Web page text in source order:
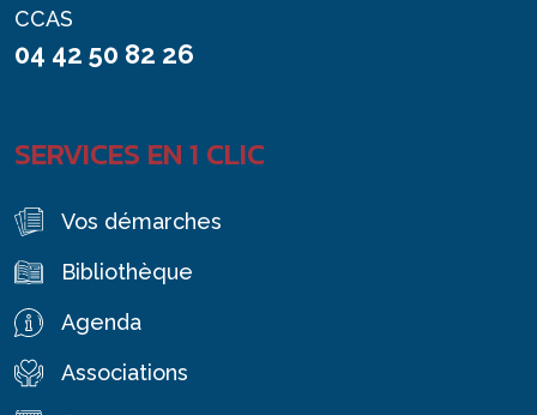
CCAS
04 42 50 82 26
SERVICES EN 1 CLIC
Vos démarches
Bibliothèque
Agenda
Associations